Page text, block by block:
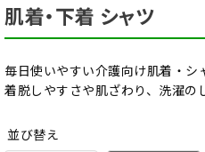
肌着・下着 シャツ
毎日使いやすい介護向け肌着・シ
着脱しやすさや肌ざわり、洗濯の
並び替え